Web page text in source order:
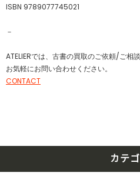
ISBN 9789077745021
－
ATELIERでは、古書の買取のご依頼/ご相
お気軽にお問い合わせください。
CONTACT
カテ